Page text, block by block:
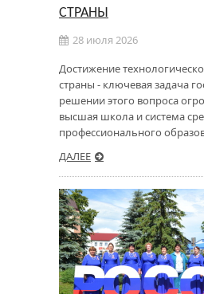
СТРАНЫ
28 июля 2026
Достижение
страны - ключевая задача
решении этого вопроса
высшая школа и система
профессионального
ДАЛЕЕ